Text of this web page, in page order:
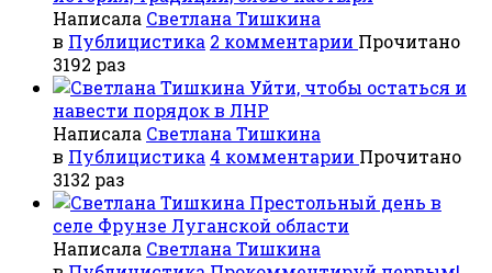
Написала Светлана Тишкина
в Публицистика 2 комментарии Прочитано
3192 раз
Уйти, чтобы остаться и
навести порядок в ЛНР
Написала Светлана Тишкина
в Публицистика 4 комментарии Прочитано
3132 раз
Престольный день в
селе Фрунзе Луганской области
Написала Светлана Тишкина